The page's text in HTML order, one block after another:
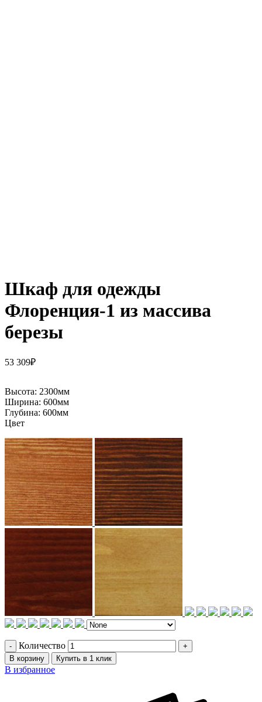
Шкаф для одежды
Флоренция-1 из массива
березы
53 309₽
Высота: 2300мм
Ширина: 600мм
Глубина: 600мм
Цвет
Количество
В корзину Купить в 1 клик
В избранное